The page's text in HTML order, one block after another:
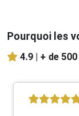
Pourquoi les
4.9 | + de